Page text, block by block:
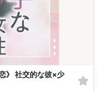
》 社交的な彼×少